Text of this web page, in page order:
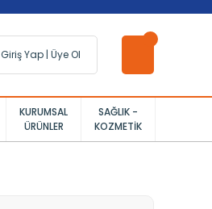
Giriş Yap | Üye Ol
KURUMSAL
ÜRÜNLER
SAĞLIK -
KOZMETIK